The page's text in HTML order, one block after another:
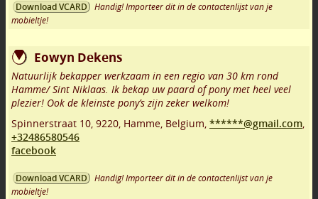
Download VCARD
Handig! Importeer dit in de contactenlijst van je
mobieltje!
Eowyn Dekens
Natuurlijk bekapper werkzaam in een regio van 30 km rond
Hamme/ Sint Niklaas. Ik bekap uw paard of pony met heel veel
plezier! Ook de kleinste pony’s zijn zeker welkom!
Spinnerstraat 10, 9220, Hamme, Belgium, ******@gmail.com,
+32486580546
facebook
Download VCARD
Handig! Importeer dit in de contactenlijst van je
mobieltje!